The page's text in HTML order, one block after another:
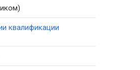
квалификации